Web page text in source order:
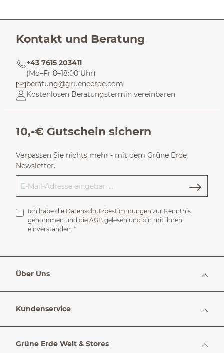
Kontakt und Beratung
+43 7615 203411
(Mo–Fr 8–18:00 Uhr)
beratung@grueneerde.com
Kostenlosen Beratungstermin vereinbaren
10,-€ Gutschein sichern
Verpassen Sie nichts mehr - mit dem Grüne Erde
Newsletter.
Ich habe die Datenschutzbestimmungen zur Kenntnis
genommen und die AGB gelesen und bin mit ihnen
einverstanden. *
Über Uns
Kundenservice
Grüne Erde Welt & Stores